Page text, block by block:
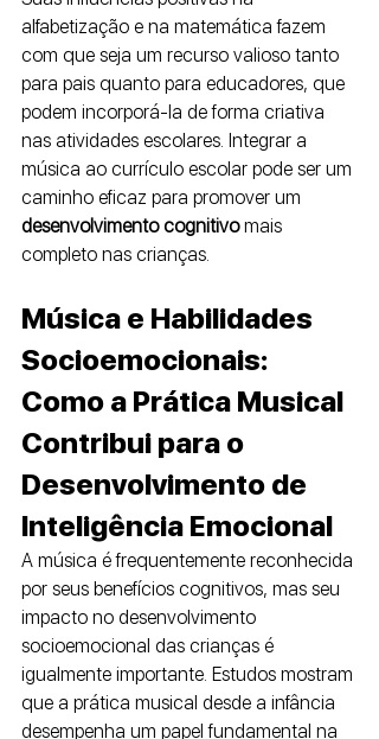
alfabetização e na matemática fazem
com que seja um recurso valioso tanto
para pais quanto para educadores, que
podem incorporá-la de forma criativa
nas atividades escolares. Integrar a
música ao currículo escolar pode ser um
caminho eficaz para promover um
desenvolvimento cognitivo mais
completo nas crianças.
Música e Habilidades
Socioemocionais:
Como a Prática Musical
Contribui para o
Desenvolvimento de
Inteligência Emocional
A música é frequentemente reconhecida
por seus benefícios cognitivos, mas seu
impacto no desenvolvimento
socioemocional das crianças é
igualmente importante. Estudos mostram
que a prática musical desde a infância
desempenha um papel fundamental na